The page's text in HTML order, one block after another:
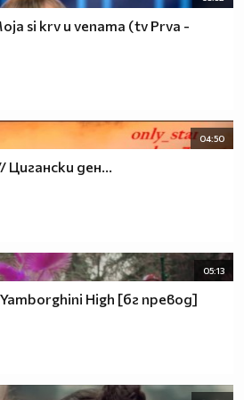
са от един и същи пол.
ден :P :D
si krv u venama (tv Prva -
04:50
ден...
05:13
High [бг превод]